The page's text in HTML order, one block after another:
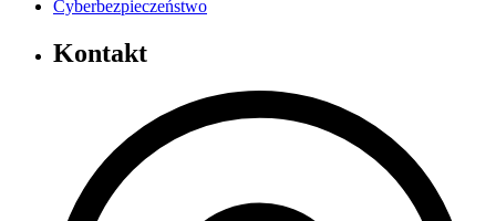
Cyberbezpieczeństwo
Kontakt